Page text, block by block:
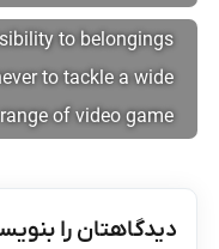
to belongings
to tackle a wide
range of video game
دیدگاهتان را